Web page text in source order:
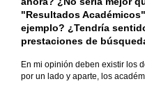
"Resultados
ejemplo? ¿Tendría
prestaciones de
En mi opinión deben existir los
por un lado y aparte, los